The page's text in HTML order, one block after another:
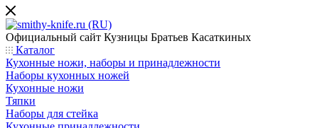
Официальный сайт Кузницы Братьев Касаткиных
Каталог
Кухонные ножи, наборы и принадлежности
Наборы кухонных ножей
Кухонные ножи
Тяпки
Наборы для стейка